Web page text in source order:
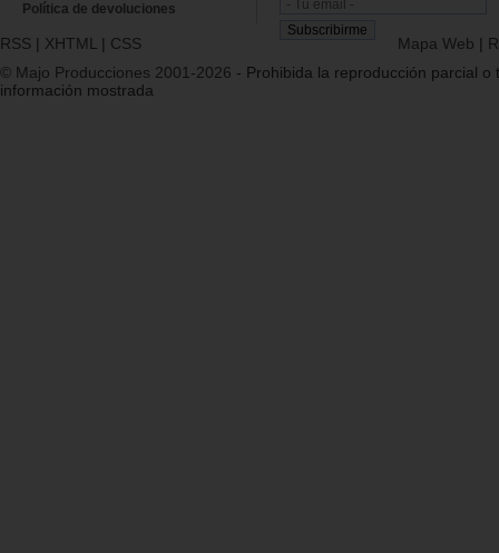
Política de devoluciones
RSS | XHTML | CSS Mapa Web |
© Majo Producciones 2001-2026 - Prohibida la reproducción parcial o
información mostrada